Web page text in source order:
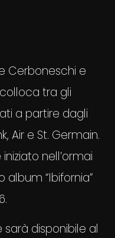
Cerboneschi e
tra gli
a partire dagli
Air e St. Germain.
iniziato nell’ormai
album “Ibifornia”
sarà disponibile al